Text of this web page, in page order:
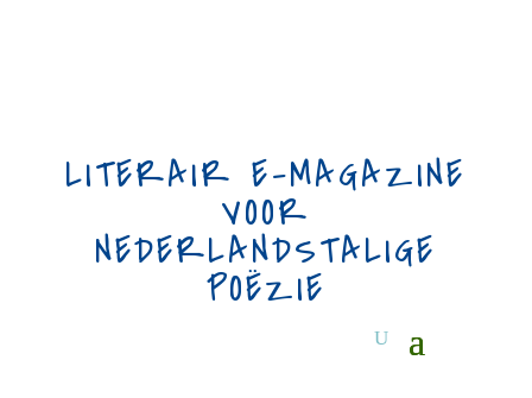
LITERAIR E-MAGAZINE
VOOR
NEDERLANDSTALIGE
POËZIE